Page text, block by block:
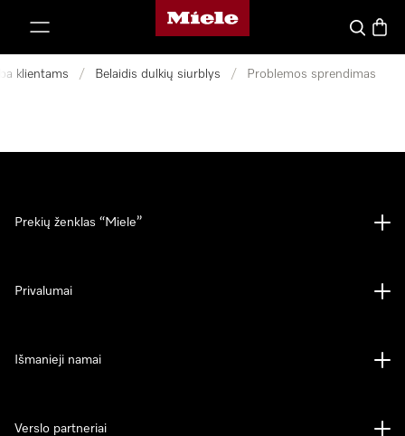
"Miele" pradžios tinklalapis
Paieška
klientams / Belaidis dulkių siurblys / Problemos sprendimas
Prekių ženklas “Miele”
Privalumai
Išmanieji namai
Verslo partneriai